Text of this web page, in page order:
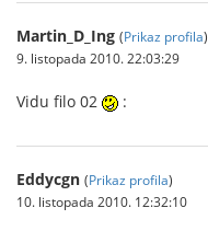
Martin_D_Ing (Prikaz profila)
9. listopada 2010. 22:03:29
Vidu filo 02 :
Eddycgn (Prikaz profila)
10. listopada 2010. 12:32:10